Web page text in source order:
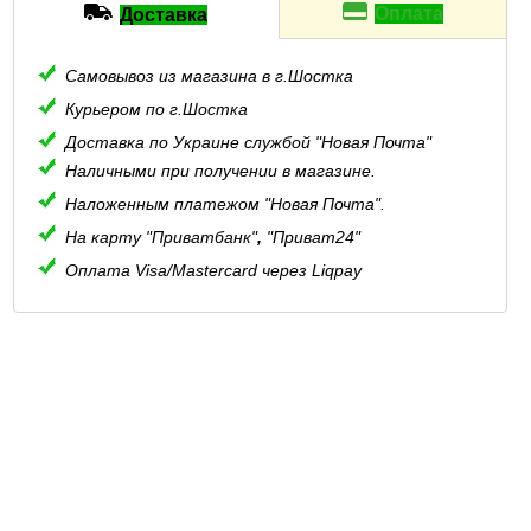
Доставка Оплата
Самовывоз из магазина в г.Шостка
Курьером по г.Шостка
Доставка по Украине службой "Новая Почта"
Наличными при получении в магазине.
Наложенным платежом "Новая Почта".
На карту "Приватбанк", "Приват24"
Оплата Visa/Mastercard через Liqpay